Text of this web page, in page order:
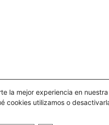
la mejor experiencia en
cookies utilizamos o